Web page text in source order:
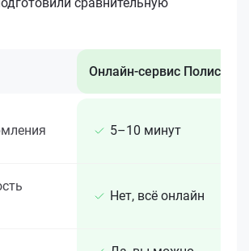
Онлайн-сервис Полис 812
5–10 минут
Нет, всё онлайн